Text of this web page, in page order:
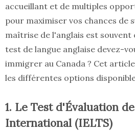
accueillant et de multiples
pour maximiser vos chances de
maîtrise de l'anglais est souvent
test de langue anglaise devez-
immigrer au Canada ? Cet
les différentes options
1. Le Test d'Évaluation
International (IELTS)